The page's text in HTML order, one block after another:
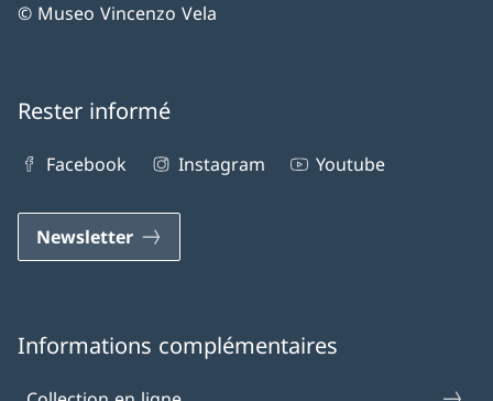
© Museo Vincenzo Vela
Rester informé
Facebook Instagram Youtube
Newsletter
Informations complémentaires